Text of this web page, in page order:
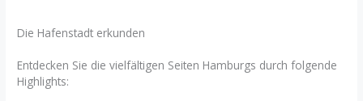
Die Hafenstadt erkunden
Entdecken Sie die vielfältigen Seiten Hamburgs durch folgende
Highlights: